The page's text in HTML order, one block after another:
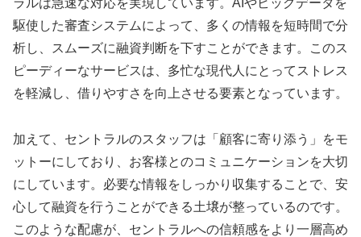
ラルは急速な対応を実現しています。AIやビッグデータを
駆使した審査システムによって、多くの情報を短時間で分
析し、スムーズに融資判断を下すことができます。このス
ピーディーなサービスは、多忙な現代人にとってストレス
を軽減し、借りやすさを向上させる要素となっています。
加えて、セントラルのスタッフは「顧客に寄り添う」をモ
ットーにしており、お客様とのコミュニケーションを大切
にしています。必要な情報をしっかり収集することで、安
心して融資を行うことができる土壌が整っているのです。
このような配慮が、セントラルへの信頼感をより一層高め